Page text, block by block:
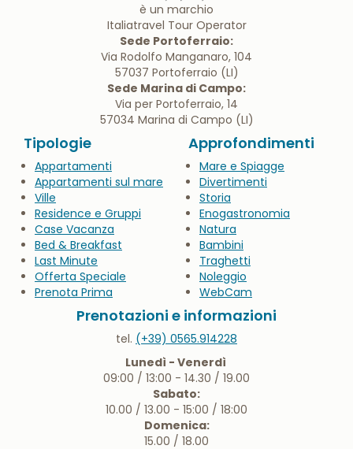
è un marchio
Italiatravel Tour Operator
Sede Portoferraio:
Via Rodolfo Manganaro, 104
57037 Portoferraio (LI)
Sede Marina di Campo:
Via per Portoferraio, 14
57034 Marina di Campo (LI)
Tipologie
Appartamenti
Appartamenti sul mare
Ville
Residence e Gruppi
Case Vacanza
Bed & Breakfast
Last Minute
Offerta Speciale
Prenota Prima
Approfondimenti
Mare e Spiagge
Divertimenti
Storia
Enogastronomia
Natura
Bambini
Traghetti
Noleggio
WebCam
Prenotazioni e informazioni
tel. (+39) 0565.914228
Lunedì - Venerdì
09:00 / 13:00 - 14.30 / 19.00
Sabato:
10.00 / 13.00 - 15:00 / 18:00
Domenica:
15.00 / 18.00